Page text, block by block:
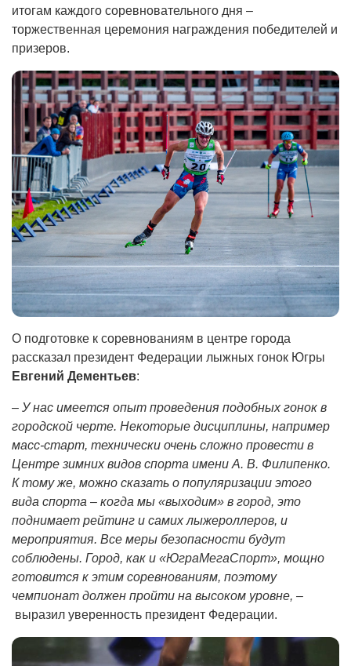
итогам каждого соревновательного дня –
торжественная церемония награждения победителей и
призеров.
О подготовке к соревнованиям в центре города
рассказал президент Федерации лыжных гонок Югры
Евгений Дементьев:
– У нас имеется опыт проведения подобных гонок в
городской черте. Некоторые дисциплины, например
масс-старт, технически очень сложно провести в
Центре зимних видов спорта имени А. В. Филипенко.
К тому же, можно сказать о популяризации этого
вида спорта – когда мы «выходим» в город, это
поднимает рейтинг и самих лыжероллеров, и
мероприятия. Все меры безопасности будут
соблюдены. Город, как и «ЮграМегаСпорт», мощно
готовится к этим соревнованиям, поэтому
чемпионат должен пройти на высоком уровне, –
выразил уверенность президент Федерации.